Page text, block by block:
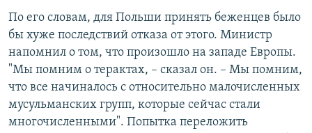
По его словам, для Польши принять беженцев было
бы хуже последствий отказа от этого. Министр
напомнил о том, что произошло на западе Европы.
"Мы помним о терактах, – сказал он. – Мы помним,
что все начиналось с относительно малочисленных
мусульманских групп, которые сейчас стали
многочисленными". Попытка переложить